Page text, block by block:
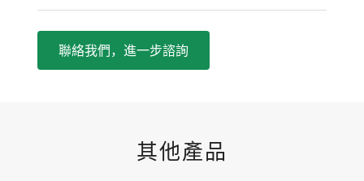
聯絡我們，進一步諮詢
其他產品